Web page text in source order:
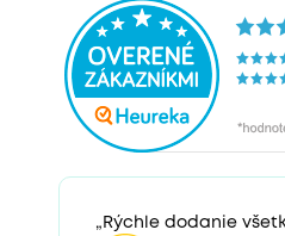
„Rýchle dodanie